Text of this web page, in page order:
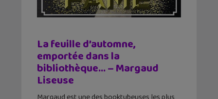
La feuille d’automne,
emportée dans la
bibliothèque… – Margaud
Liseuse